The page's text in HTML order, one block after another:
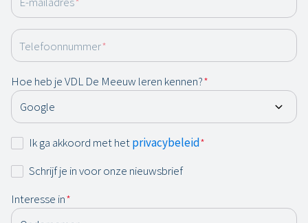
Telefoonnummer*
Hoe heb je VDL De Meeuw leren kennen?*
Instemming
Ik ga akkoord met hetprivacybeleid*
Nieuwsbrief
Schrijf je in voor onze nieuwsbrief
Interesse in*